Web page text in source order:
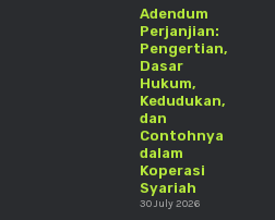
Adendum
Perjanjian:
Pengertian,
Dasar
Hukum,
Kedudukan,
dan
Contohnya
dalam
Koperasi
Syariah
30 July 2026